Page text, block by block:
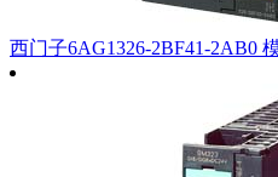
西门子6AG1326-2BF41-2AB0